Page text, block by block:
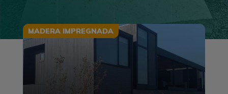
MADERA IMPREGNADA